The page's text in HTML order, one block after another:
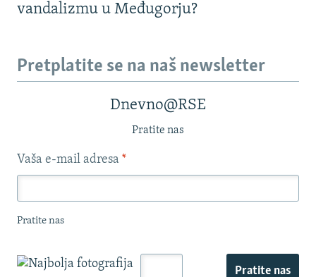
vandalizmu u Međugorju?
Pretplatite se na naš newsletter
Dnevno@RSE
Pratite nas
Vaša e-mail adresa *
Pratite nas
Pratite nas